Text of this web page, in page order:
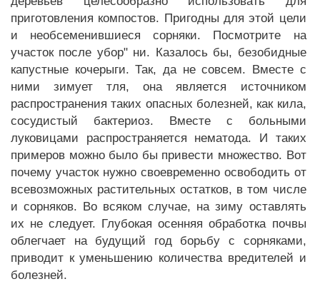
приготовления компостов. Пригодны для этой цели
и необсеменившиеся сорняки. Посмотрите на
участок после убор" ни. Казалось бы, безобидные
капустные кочерыги. Так, да не совсем. Вместе с
ними зимует тля, она является источником
распространения таких опасных болезней, как кила,
сосудистый бактериоз. Вместе с больными
луковицами распространяется нематода. И таких
примеров можно было бы привести множество. Вот
почему участок нужно своевременно освободить от
всевозможных растительных остатков, в том числе
и сорняков. Во всяком случае, на зиму оставлять
их не следует. Глубокая осенняя обработка почвы
облегчает на будущий год борьбу с сорняками,
приводит к уменьшению количества вредителей и
болезней.